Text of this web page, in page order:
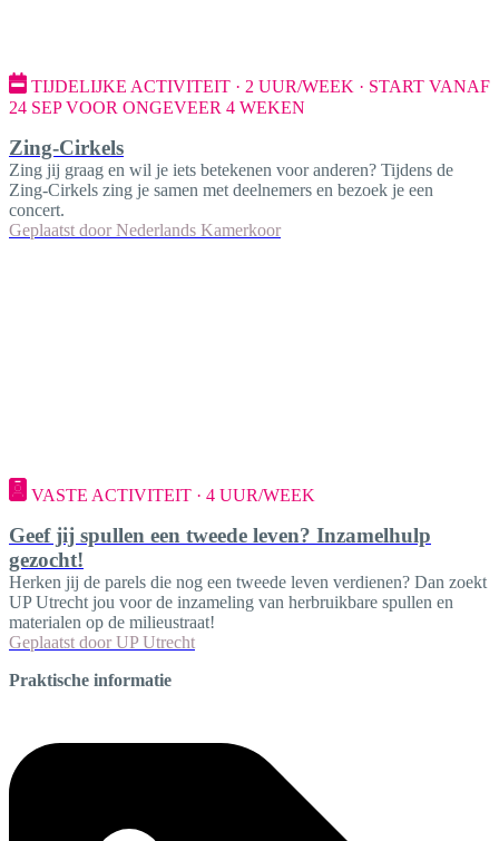
TIJDELIJKE ACTIVITEIT · 2 UUR/WEEK · START VANAF
24 SEP VOOR ONGEVEER 4 WEKEN
Zing-Cirkels
Zing jij graag en wil je iets betekenen voor anderen? Tijdens de
Zing-Cirkels zing je samen met deelnemers en bezoek je een
concert.
Geplaatst door Nederlands Kamerkoor
VASTE ACTIVITEIT · 4 UUR/WEEK
Geef jij spullen een tweede leven? Inzamelhulp
gezocht!
Herken jij de parels die nog een tweede leven verdienen? Dan zoekt
UP Utrecht jou voor de inzameling van herbruikbare spullen en
materialen op de milieustraat!
Geplaatst door UP Utrecht
Praktische informatie